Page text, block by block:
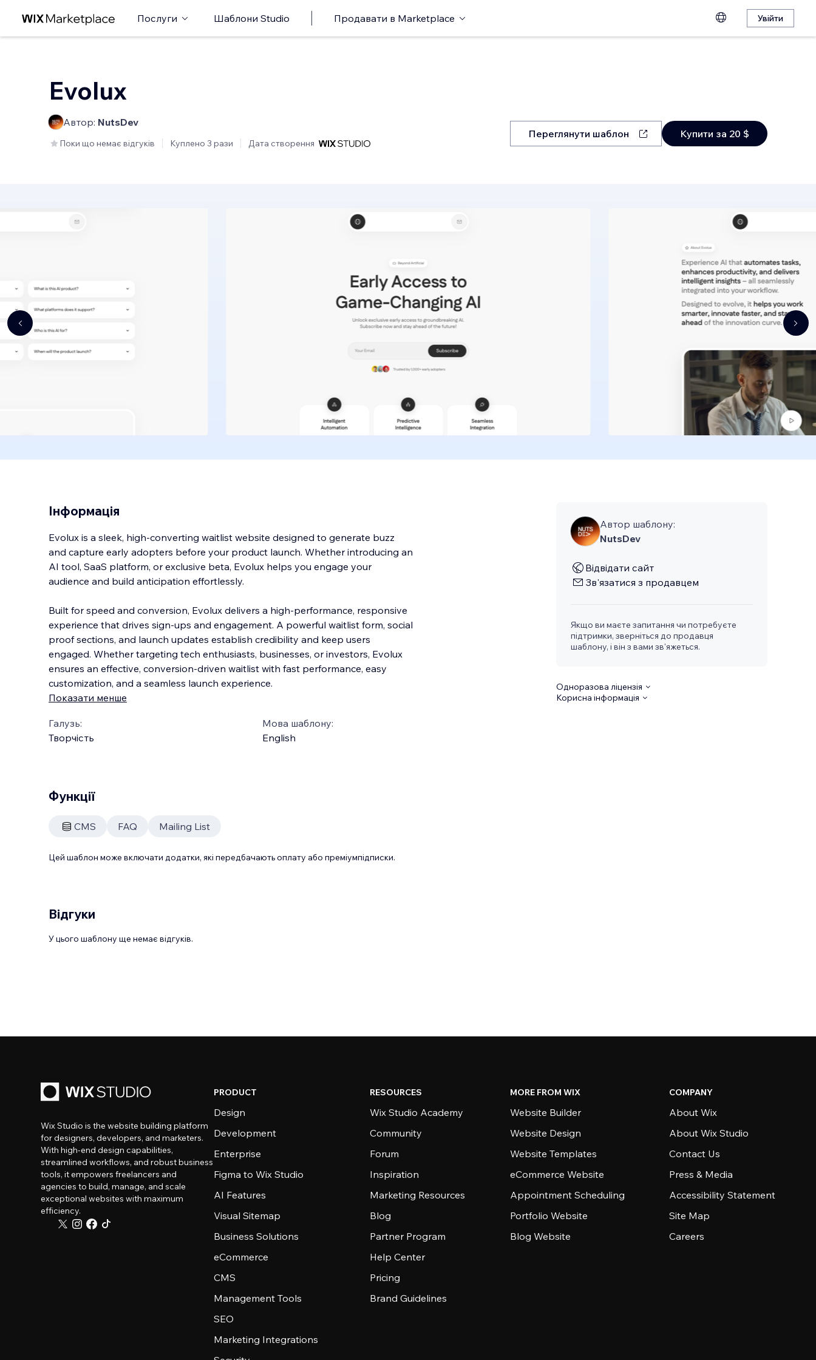
Послуги Шаблони Studio Продавати в Marketplace Увійти
Evolux
Автор: NutsDev
Поки що немає відгуків Куплено 3 рази Дата створення
Переглянути шаблон Купити за 20 $
Інформація
Evolux is a sleek, high-converting waitlist website designed to generate buzz
and capture early adopters before your product launch. Whether introducing an
AI tool, SaaS platform, or exclusive beta, Evolux helps you engage your
audience and build anticipation effortlessly.
Built for speed and conversion, Evolux delivers a high-performance, responsive
experience that drives sign-ups and engagement. A powerful waitlist form, social
proof sections, and launch updates establish credibility and keep users
engaged. Whether targeting tech enthusiasts, businesses, or investors, Evolux
ensures an effective, conversion-driven waitlist with fast performance, easy
customization, and a seamless launch experience.
Показати менше
Галузь:
Творчість
Мова шаблону:
English
Автор шаблону:
NutsDev
Відвідати сайт
Зв'язатися з продавцем
Якщо ви маєте запитання чи потребуєте
підтримки, зверніться до продавця
шаблону, і він з вами зв'яжеться.
Одноразова ліцензія
Корисна інформація
Функції
CMS FAQ Mailing List
Цей шаблон може включати додатки, які передбачають оплату або преміумпідписки.
Відгуки
У цього шаблону ще немає відгуків.
Wix Studio is the website building platform
for designers, developers, and marketers.
With high-end design capabilities,
streamlined workflows, and robust business
tools, it empowers freelancers and
agencies to build, manage, and scale
exceptional websites with maximum
efficiency.
PRODUCT
Design
Development
Enterprise
Figma to Wix Studio
AI Features
Visual Sitemap
Business Solutions
eCommerce
CMS
Management Tools
SEO
Marketing Integrations
RESOURCES
Wix Studio Academy
Community
Forum
Inspiration
Marketing Resources
Blog
Partner Program
Help Center
Pricing
Brand Guidelines
MORE FROM WIX
Website Builder
Website Design
Website Templates
eCommerce Website
Appointment Scheduling
Portfolio Website
Blog Website
COMPANY
About Wix
About Wix Studio
Contact Us
Press & Media
Accessibility Statement
Site Map
Careers